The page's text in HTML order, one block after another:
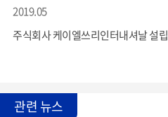
2019.05
주식회사 케이엘쓰리인터내셔날 설립
관련 뉴스